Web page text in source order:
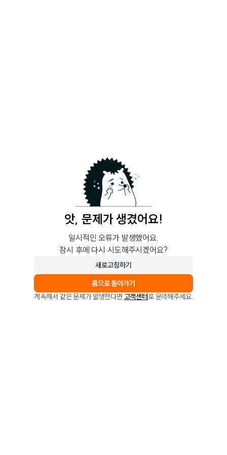
앗, 문제가 생겼어요!
일시적인 오류가 발생했어요.
잠시 후에 다시 시도해주시겠어요?
새로고침하기
홈으로 돌아가기
계속해서 같은 문제가 발생한다면 고객센터로 문의해주세요.